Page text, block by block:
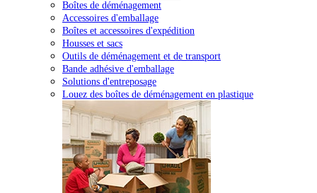
Boîtes de déménagement
Accessoires d'emballage
Boîtes et accessoires d'expédition
Housses et sacs
Outils de déménagement et de transport
Bande adhésive d'emballage
Solutions d'entreposage
Louez des boîtes de déménagement en plastique